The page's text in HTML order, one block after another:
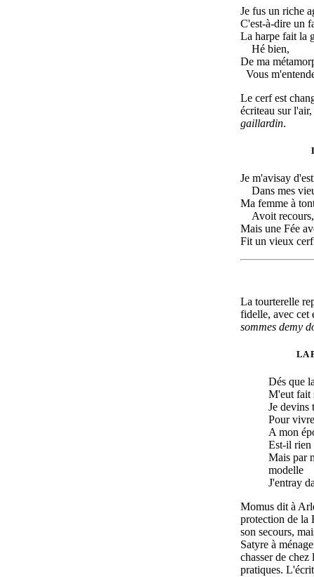
Je fus un riche
C'est-à-dire un
La harpe fait la
Hé bien,
De ma
Vous
Le cerf est
écriteau sur l'air,
gaillardin.
Je m'avisay
Dans mes
Ma femme à
Avoit recours,
Mais une Fée
Fit un vieux
La tourterelle
fidelle, avec cet
sommes demy
LA
Dés que
M'eut fait
Je devins
Pour
A mon
Est-il rien
Mais par
modelle
J'entray
Momus dit à
protection de la
son secours,
Satyre à
chasser de
pratiques.